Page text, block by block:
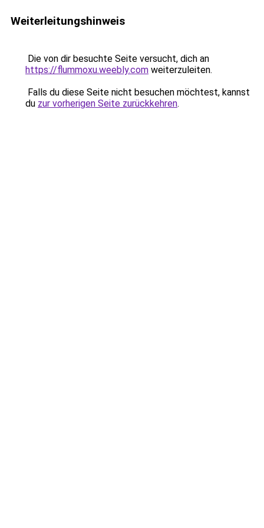
Weiterleitungshinweis
Die von dir besuchte Seite versucht, dich an
https://flummoxu.weebly.com weiterzuleiten.
Falls du diese Seite nicht besuchen möchtest, kannst
du zur vorherigen Seite zurückkehren.